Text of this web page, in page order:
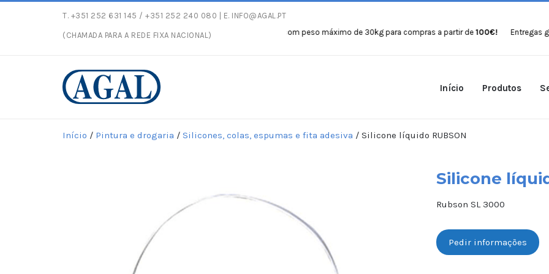
T. +351 252 631 145 / +351 252 240 080 | E. INFO@AGAL.PT
(CHAMADA PARA A REDE FIXA NACIONAL)Entregas gratuitas com peso máximo de 30kg para compras a partir de 100€! Entregas gratuitas
Início Produtos
Início / Pintura e drogaria / Silicones, colas, espumas e fita adesiva / Silicone líquido RUBSON
Silicone
Rubson SL 3000
Pedir informações